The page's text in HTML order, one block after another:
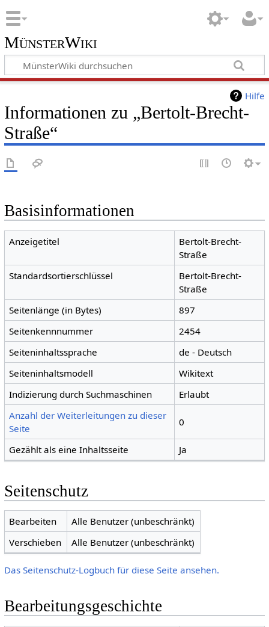
MünsterWiki
Hilfe
Informationen zu „Bertolt-Brecht-
Straße“
Basisinformationen
Anzeigetitel
Bertolt-Brecht-
Straße
Standardsortierschlüssel
Bertolt-Brecht-
Straße
Seitenlänge (in Bytes)
897
Seitenkennnummer
2454
Seiteninhaltssprache
de - Deutsch
Seiteninhaltsmodell
Wikitext
Indizierung durch Suchmaschinen
Erlaubt
Anzahl der Weiterleitungen zu dieser
Seite
0
Gezählt als eine Inhaltsseite Ja
Seitenschutz
Bearbeiten
Alle Benutzer (unbeschränkt)
Verschieben
Alle Benutzer (unbeschränkt)
Das Seitenschutz-Logbuch für diese Seite ansehen.
Bearbeitungsgeschichte